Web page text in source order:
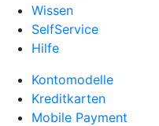
Wissen
SelfService
Hilfe
Kontomodelle
Kreditkarten
Mobile Payment